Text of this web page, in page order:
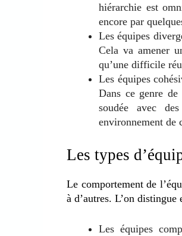
hiérarchie est
encore par
Les équipes
Cela va amener
qu’une difficile
Les équipes
Dans ce genre
soudée avec
environnement de
Les types
Le comportement de
à d’autres. L’on distingue
Les équipes